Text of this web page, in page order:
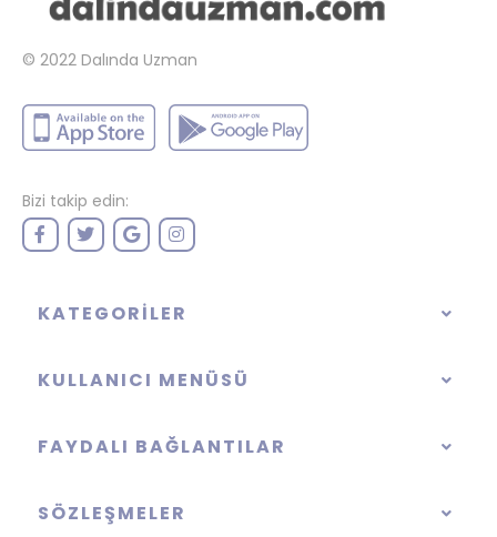
© 2022 Dalında Uzman
Bizi takip edin:
KATEGORILER
KULLANICI MENÜSÜ
FAYDALI BAĞLANTILAR
SÖZLEŞMELER